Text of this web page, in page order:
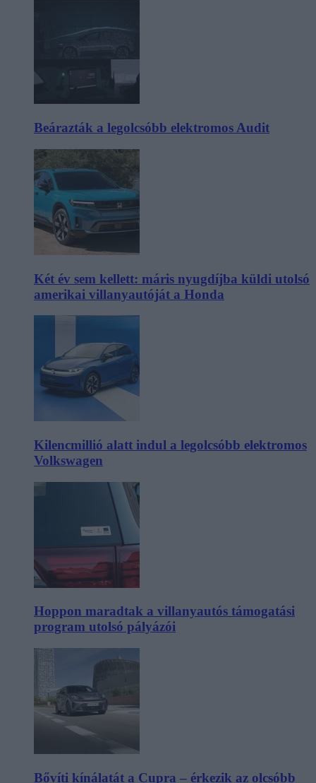
Beárazták a legolcsóbb elektromos Audit
Két év sem kellett: máris nyugdíjba küldi utolsó
amerikai villanyautóját a Honda
Kilencmillió alatt indul a legolcsóbb elektromos
Volkswagen
Hoppon maradtak a villanyautós támogatási
program utolsó pályázói
Bővíti kínálatát a Cupra – érkezik az olcsóbb